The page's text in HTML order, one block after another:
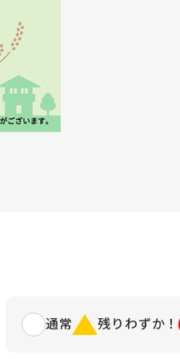
通常 残りわずか！